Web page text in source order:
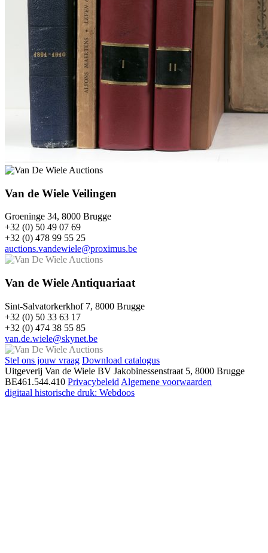
Van de Wiele Veilingen
Groeninge 34, 8000 Brugge
+32 (0) 50 49 07 69
+32 (0) 478 99 55 25
auctions.vandewiele@proximus.be
Van de Wiele Antiquariaat
Sint-Salvatorkerkhof 7, 8000 Brugge
+32 (0) 50 33 63 17
+32 (0) 474 38 55 85
van.de.wiele@skynet.be
Stel ons jouw vraag Download catalogus
Uitgeverij Van de Wiele BV Jakobinessenstraat 5, 8000 Brugge
BE461.544.410 Privacybeleid Algemene voorwaarden
digitaal historische druk: Webdoos